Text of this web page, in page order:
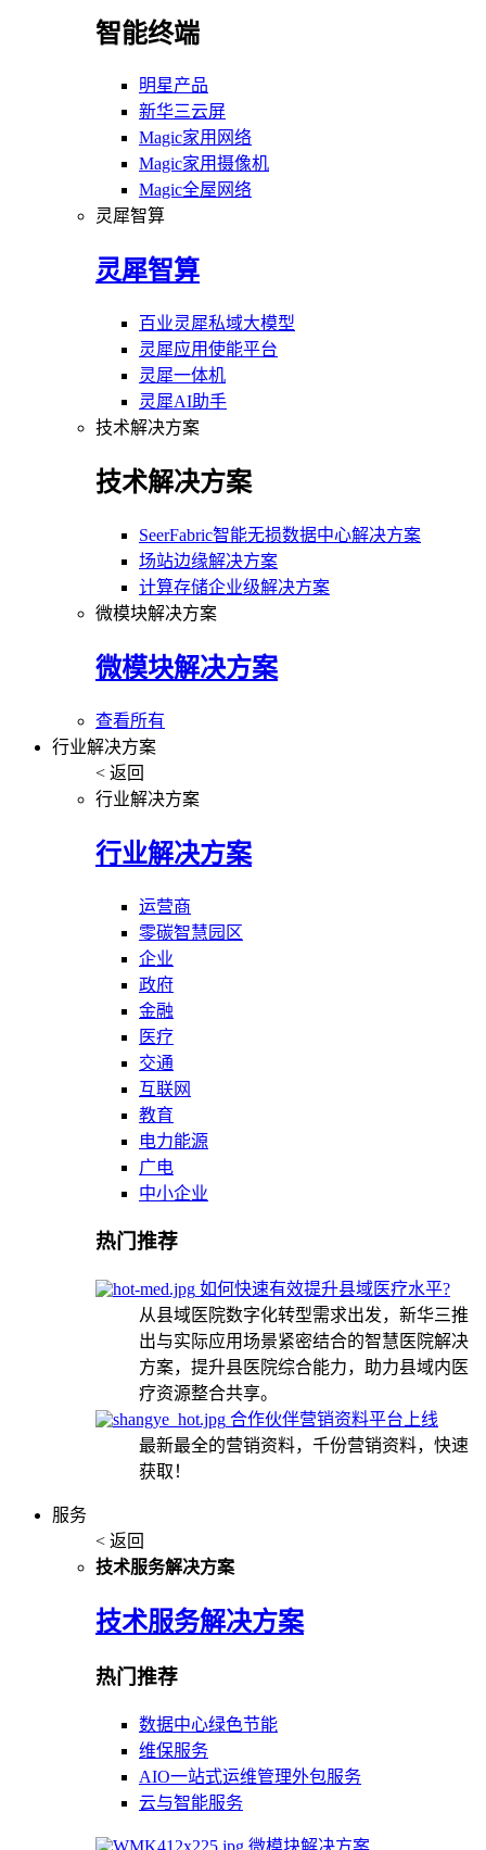
智能终端
明星产品
新华三云屏
Magic家用网络
Magic家用摄像机
Magic全屋网络
灵犀智算
灵犀智算
百业灵犀私域大模型
灵犀应用使能平台
灵犀一体机
灵犀AI助手
技术解决方案
技术解决方案
SeerFabric智能无损数据中心解决方案
场站边缘解决方案
计算存储企业级解决方案
微模块解决方案
微模块解决方案
查看所有
行业解决方案
< 返回
行业解决方案
行业解决方案
运营商
零碳智慧园区
企业
政府
金融
医疗
交通
互联网
教育
电力能源
广电
中小企业
热门推荐
如何快速有效提升县域医疗水平?
从县域医院数字化转型需求出发，新华三推
出与实际应用场景紧密结合的智慧医院解决
方案，提升县医院综合能力，助力县域内医
疗资源整合共享。
合作伙伴营销资料平台上线
最新最全的营销资料，千份营销资料，快速
获取！
服务
< 返回
技术服务解决方案
技术服务解决方案
热门推荐
数据中心绿色节能
维保服务
AIO一站式运维管理外包服务
云与智能服务
微模块解决方案